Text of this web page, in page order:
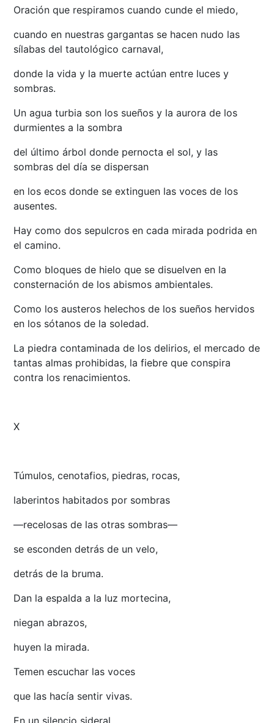
Oración que respiramos cuando cunde el miedo,
cuando en nuestras gargantas se hacen nudo las
sílabas del tautológico carnaval,
donde la vida y la muerte actúan entre luces y
sombras.
Un agua turbia son los sueños y la aurora de los
durmientes a la sombra
del último árbol donde pernocta el sol, y las
sombras del día se dispersan
en los ecos donde se extinguen las voces de los
ausentes.
Hay como dos sepulcros en cada mirada podrida en
el camino.
Como bloques de hielo que se disuelven en la
consternación de los abismos ambientales.
Como los austeros helechos de los sueños hervidos
en los sótanos de la soledad.
La piedra contaminada de los delirios, el mercado de
tantas almas prohibidas, la fiebre que conspira
contra los renacimientos.
X
Túmulos, cenotafios, piedras, rocas,
laberintos habitados por sombras
—recelosas de las otras sombras—
se esconden detrás de un velo,
detrás de la bruma.
Dan la espalda a la luz mortecina,
niegan abrazos,
huyen la mirada.
Temen escuchar las voces
que las hacía sentir vivas.